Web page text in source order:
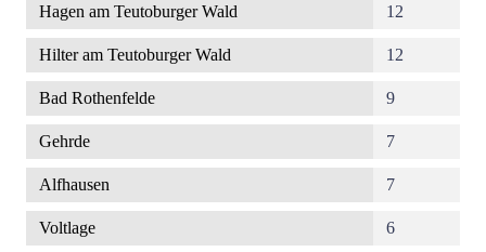
Hagen am Teutoburger Wald 12
Hilter am Teutoburger Wald 12
Bad Rothenfelde 9
Gehrde 7
Alfhausen 7
Voltlage 6